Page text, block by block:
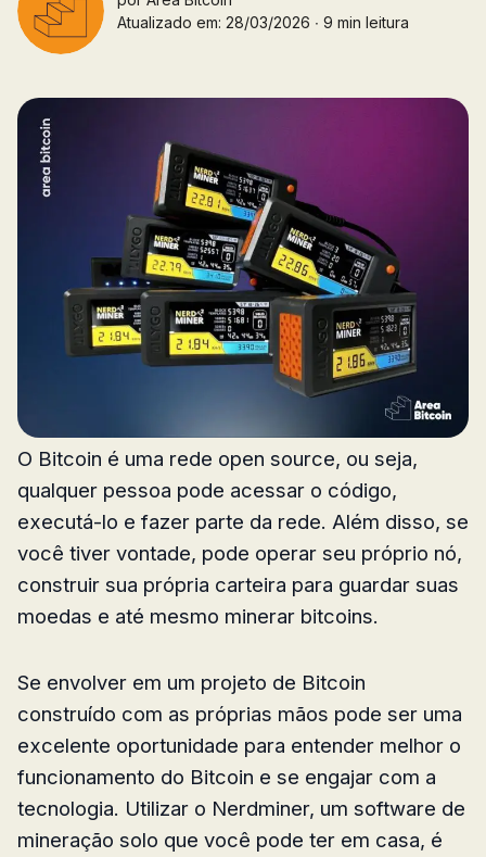
Atualizado em: 28/03/2026 ∙ 9 min leitura
O Bitcoin é uma rede open source, ou seja,
qualquer pessoa pode acessar o código,
executá-lo e fazer parte da rede. Além disso, se
você tiver vontade, pode operar seu próprio nó,
construir sua própria carteira para guardar suas
moedas e até mesmo minerar bitcoins.
Se envolver em um projeto de Bitcoin
construído com as próprias mãos pode ser uma
excelente oportunidade para entender melhor o
funcionamento do Bitcoin e se engajar com a
tecnologia. Utilizar o Nerdminer, um software de
mineração solo que você pode ter em casa, é